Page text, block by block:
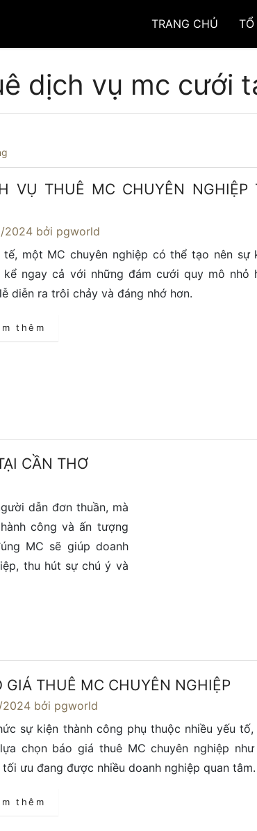
TRANG CHỦ
dịch vụ mc cưới
VỤ THUÊ MC CHUYÊN NGHIỆP
2024 bởi pgworld
tế, một MC chuyên nghiệp có thể tạo nên sự
kể ngay cả với những đám cưới quy mô nhỏ
diễn ra trôi chảy và đáng nhớ hơn.
thêm
CẦN THƠ
dẫn đơn thuần, mà
công và ấn tượng
MC sẽ giúp doanh
thu hút sự chú ý và
GIÁ THUÊ MC CHUYÊN NGHIỆP
2024 bởi pgworld
sự kiện thành công phụ thuộc nhiều yếu
chọn báo giá thuê MC chuyên nghiệp
tối ưu đang được nhiều doanh nghiệp quan tâm.
thêm